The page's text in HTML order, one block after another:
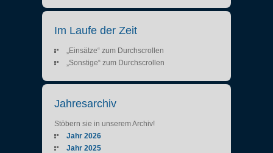
Im Laufe der Zeit
„Einsätze“ zum Durchscrollen
„Sonstige“ zum Durchscrollen
Jahresarchiv
Stöbern sie in unserem Archiv!
Jahr 2026
Jahr 2025